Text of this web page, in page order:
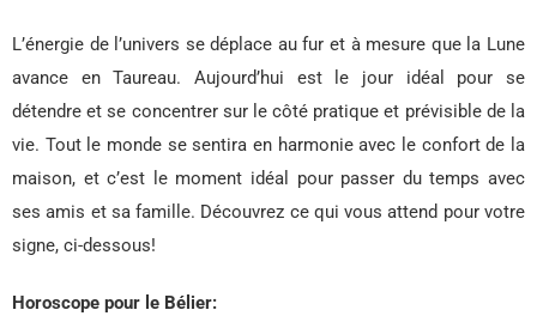
L’énergie de l’univers se déplace au fur et à mesure que la Lune
avance en Taureau. Aujourd’hui est le jour idéal pour se
détendre et se concentrer sur le côté pratique et prévisible de la
vie. Tout le monde se sentira en harmonie avec le confort de la
maison, et c’est le moment idéal pour passer du temps avec
ses amis et sa famille. Découvrez ce qui vous attend pour votre
signe, ci-dessous!
Horoscope pour le Bélier: